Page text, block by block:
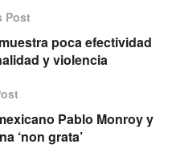
Post
poca efectividad
y violencia
Pablo Monroy y
‘non grata’